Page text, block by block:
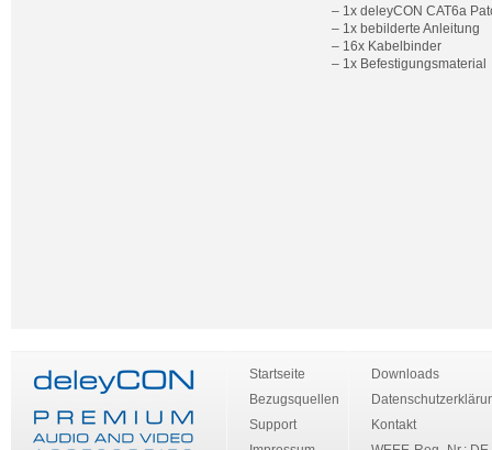
– 1x deleyCON CAT6a
– 1x bebilderte Anleitung
– 16x Kabelbinder
– 1x Befestigungsmaterial
Startseite
Bezugsquellen
Support
Downloads
Kontakt